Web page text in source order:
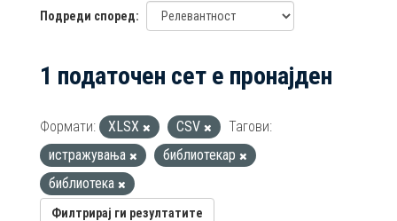
Подреди според
1 податочен сет е пронајден
Формати: XLSX CSV
Тагови:
истражувања
библиотекар
библиотека
Филтрирај ги резултатите